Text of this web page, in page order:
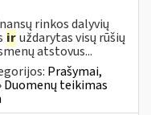
rinkos dalyvių
iruždarytas visų rūšių
atstovus...
Prašymai,
Duomenų teikimas